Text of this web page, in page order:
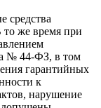
средства
то же время при
№ 44-ФЗ, в том
гарантийных
к
нарушение